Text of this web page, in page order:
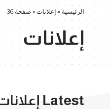
الرئيسية »إعلانات» صفحة 36
إعلانات
Latest إعلانات